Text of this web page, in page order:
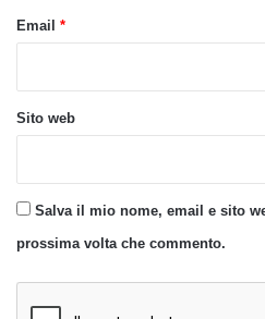
Email *
Sito web
Salva il mio nome, email e sito
prossima volta che commento.